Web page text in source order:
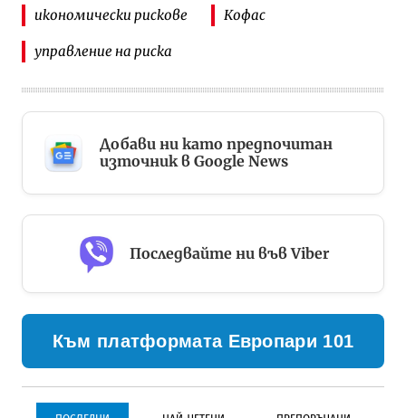
икономически рискове Кофас
управление на риска
Добави ни като предпочитан
източник в Google News
Последвайте ни във Viber
Към платформата Европари 101